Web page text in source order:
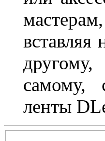
самому,
ленты